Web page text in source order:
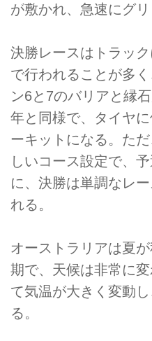
が敷かれ、急速にグリ
決勝レースはトラッ
で行われることが多
ン6と7のバリアと縁
年と同様で、タイヤ
ーキットになる。た
しいコース設定で、
に、決勝は単調なレ
れる。
オーストラリアは夏
期で、天候は非常に
て気温が大きく変動
る。